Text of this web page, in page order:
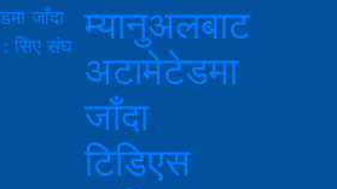
म्यानुअलबाट
अटामेटेडमा
जाँदा
टिडिएस